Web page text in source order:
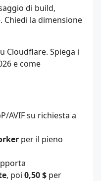
di build,
la dimensione
Cloudflare. Spiega i
e come
AVIF su richiesta a
per il pieno
, poi 0,50 $ per